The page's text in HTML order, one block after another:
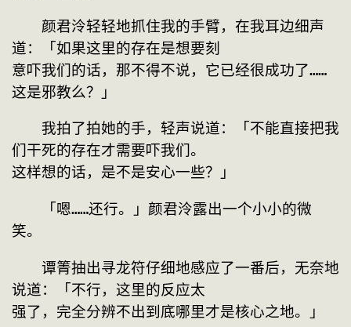
颜君泠轻轻地抓住我的手臂，在我耳边细声
道：「如果这里的存在是想要刻
意吓我们的话，那不得不说，它已经很成功了……
这是邪教么？」
我拍了拍她的手，轻声说道：「不能直接把我
们干死的存在才需要吓我们。
这样想的话，是不是安心一些？」
「嗯……还行。」颜君泠露出一个小小的微
笑。
谭箐抽出寻龙符仔细地感应了一番后，无奈地
说道：「不行，这里的反应太
强了，完全分辨不出到底哪里才是核心之地。」